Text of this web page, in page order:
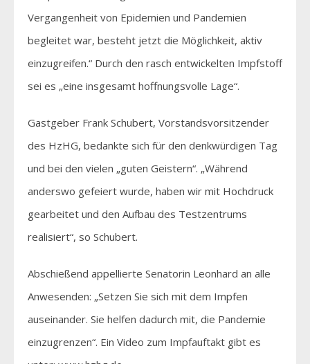
Vergangenheit von Epidemien und Pandemien
begleitet war, besteht jetzt die Möglichkeit, aktiv
einzugreifen.“ Durch den rasch entwickelten Impfstoff
sei es „eine insgesamt hoffnungsvolle Lage“.
Gastgeber Frank Schubert, Vorstandsvorsitzender
des HzHG, bedankte sich für den denkwürdigen Tag
und bei den vielen „guten Geistern“. „Während
anderswo gefeiert wurde, haben wir mit Hochdruck
gearbeitet und den Aufbau des Testzentrums
realisiert“, so Schubert.
Abschießend appellierte Senatorin Leonhard an alle
Anwesenden: „Setzen Sie sich mit dem Impfen
auseinander. Sie helfen dadurch mit, die Pandemie
einzugrenzen“. Ein Video zum Impfauftakt gibt es